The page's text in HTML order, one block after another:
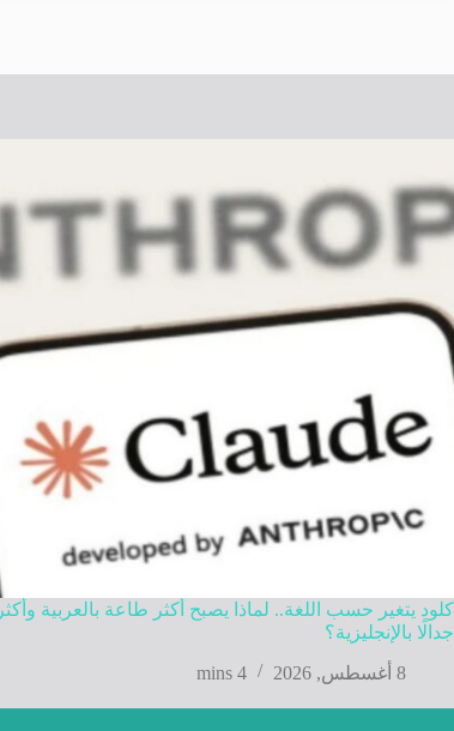
كلود يتغير حسب اللغة.. لماذا يصبح أكثر طاعة بالعربية وأكثر
جدالًا بالإنجليزية؟
8 أغسطس, 2026
4 mins